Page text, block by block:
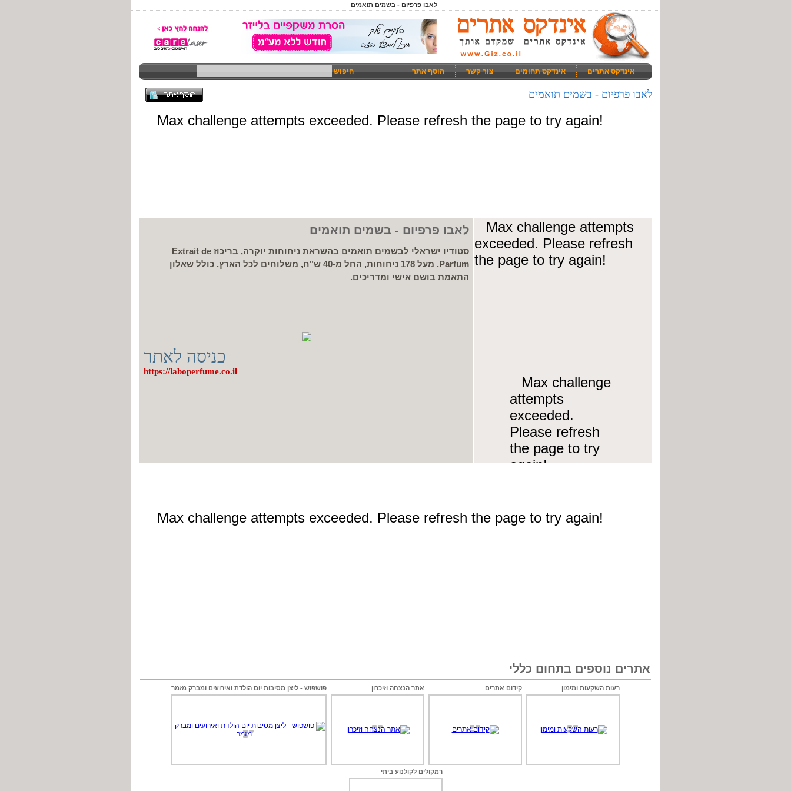
לאבו פרפיום - בשמים תואמים
אינדקס אתרים אינדקס תחומים צור קשר הוסף אתר חיפוש
לאבו פרפיום - בשמים תואמים
לאבו פרפיום - בשמים תואמים
סטודיו ישראלי לבשמים תואמים בהשראת ניחוחות יוקרה, בריכוז Extrait de
Parfum. מעל 178 ניחוחות, החל מ-40 ש"ח, משלוחים לכל הארץ. כולל שאלון
התאמת בושם אישי ומדריכים.
כניסה לאתר
https://laboperfume.co.il
אתרים נוספים בתחום כללי
רעות השקעות ומימון קידום אתרים אתר הנצחה וזיכרון פושפוש - ליצן מסיבות יום הולדת ואירועים ומברק מזמר
רמקולים לקולנוע ביתי